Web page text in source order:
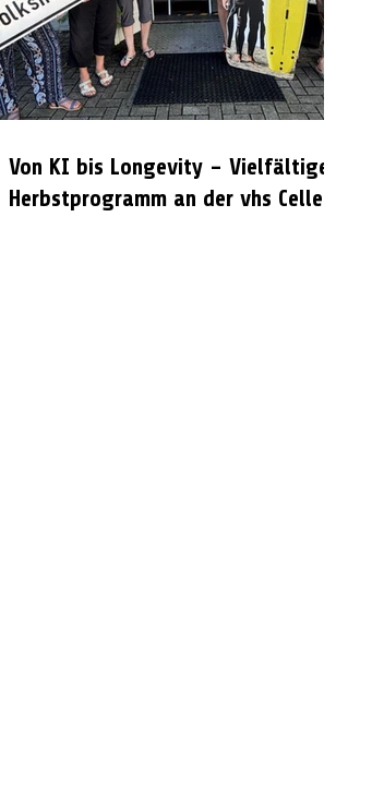
Von KI bis Longevity – Vielfältiges
Herbstprogramm an der vhs Celle